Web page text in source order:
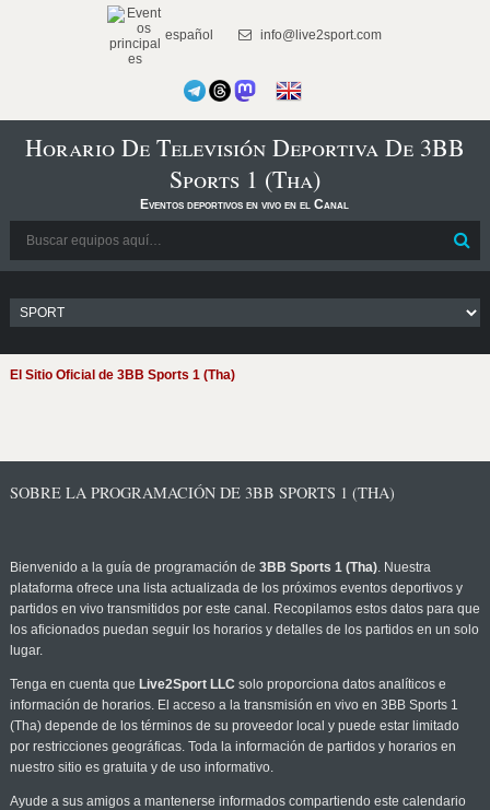
español info@live2sport.com
Horario De Televisión Deportiva De 3BB
Sports 1 (Tha)
Eventos deportivos en vivo en el Canal
El Sitio Oficial de 3BB Sports 1 (Tha)
SOBRE LA PROGRAMACIÓN DE 3BB SPORTS 1 (THA)
Bienvenido a la guía de programación de 3BB Sports 1 (Tha). Nuestra
plataforma ofrece una lista actualizada de los próximos eventos deportivos y
partidos en vivo transmitidos por este canal. Recopilamos estos datos para que
los aficionados puedan seguir los horarios y detalles de los partidos en un solo
lugar.
Tenga en cuenta que Live2Sport LLC solo proporciona datos analíticos e
información de horarios. El acceso a la transmisión en vivo en 3BB Sports 1
(Tha) depende de los términos de su proveedor local y puede estar limitado
por restricciones geográficas. Toda la información de partidos y horarios en
nuestro sitio es gratuita y de uso informativo.
Ayude a sus amigos a mantenerse informados compartiendo este calendario